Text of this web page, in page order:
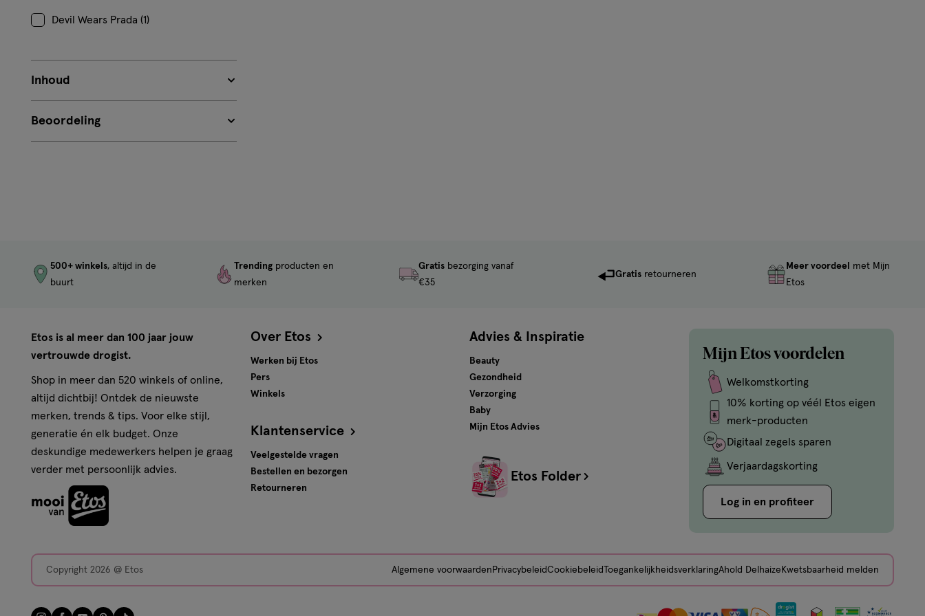
Devil Wears Prada (1)
Inhoud
Beoordeling
500+ winkels, altijd in de
buurt
Trending producten en
merken
Gratisbezorging vanaf
€35
Gratis retourneren
Meer voordeel
met Mijn
Etos
Etos is al meer dan 100 jaar jouw
vertrouwde drogist.
Shop in meer dan 520 winkels of online,
altijd dichtbij! Ontdek de nieuwste
merken, trends & tips. Voor elke stijl,
generatie én elk budget. Onze
deskundige medewerkers helpen je graag
verder met persoonlijk advies.
Over Etos
Werken bij Etos
Pers
Winkels
Klantenservice
Veelgestelde vragen
Bestellen en bezorgen
Retourneren
Advies & Inspiratie
Beauty
Gezondheid
Verzorging
Baby
Mijn Etos Advies
Etos Folder
Mijn Etos voordelen
Welkomstkorting
10% korting op véél Etos eigen
merk-producten
Digitaal zegels sparen
Verjaardagskorting
Log in en profiteer
Copyright 2026 @ Etos Algemene voorwaarden PrivacybeleidCookiebeleid ToegankelijkheidsverklaringAhold Delhaize Kwetsbaarheid melden